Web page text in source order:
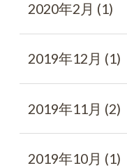
2020年2月 (1)
2019年12月 (1)
2019年11月 (2)
2019年10月 (1)